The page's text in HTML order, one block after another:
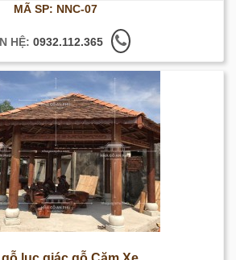
MÃ SP: NNC-07
HỆ: 0932.112.365